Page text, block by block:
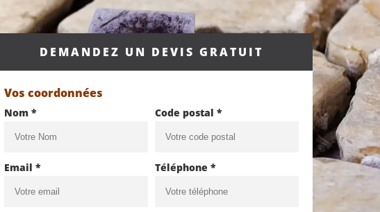
DEMANDEZ UN DEVIS GRATUIT
Vos coordonnées
Nom * Code postal *
Email * Téléphone *